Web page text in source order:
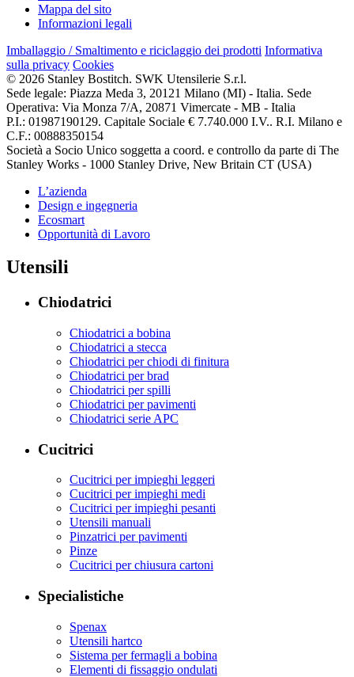
Mappa del sito
Informazioni legali
Imballaggio / Smaltimento e riciclaggio dei prodotti Informativa
sulla privacy Cookies
© 2026 Stanley Bostitch. SWK Utensilerie S.r.l.
Sede legale: Piazza Meda 3, 20121 Milano (MI) - Italia. Sede
Operativa: Via Monza 7/A, 20871 Vimercate - MB - Italia
P.I.: 01987190129. Capitale Sociale € 7.740.000 I.V.. R.I. Milano e
C.F.: 00888350154
Società a Socio Unico soggetta a coord. e controllo da parte di The
Stanley Works - 1000 Stanley Drive, New Britain CT (USA)
L’azienda
Design e ingegneria
Ecosmart
Opportunità di Lavoro
Utensili
Chiodatrici
Chiodatrici a bobina
Chiodatrici a stecca
Chiodatrici per chiodi di finitura
Chiodatrici per brad
Chiodatrici per spilli
Chiodatrici per pavimenti
Chiodatrici serie APC
Cucitrici
Cucitrici per impieghi leggeri
Cucitrici per impieghi medi
Cucitrici per impieghi pesanti
Utensili manuali
Pinzatrici per pavimenti
Pinze
Cucitrici per chiusura cartoni
Specialistiche
Spenax
Utensili hartco
Sistema per fermagli a bobina
Elementi di fissaggio ondulati